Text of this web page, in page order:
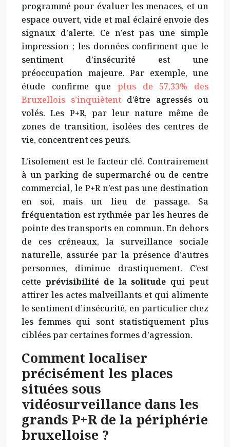
programmé pour évaluer les menaces, et un
espace ouvert, vide et mal éclairé envoie des
signaux d’alerte. Ce n’est pas une simple
impression ; les données confirment que le
sentiment d’insécurité est une
préoccupation majeure. Par exemple, une
étude confirme que plus de 57,33% des
Bruxellois s’inquiètent d’être agressés ou
volés. Les P+R, par leur nature même de
zones de transition, isolées des centres de
vie, concentrent ces peurs.
L’isolement est le facteur clé. Contrairement
à un parking de supermarché ou de centre
commercial, le P+R n’est pas une destination
en soi, mais un lieu de passage. Sa
fréquentation est rythmée par les heures de
pointe des transports en commun. En dehors
de ces créneaux, la surveillance sociale
naturelle, assurée par la présence d’autres
personnes, diminue drastiquement. C’est
cette prévisibilité de la solitude qui peut
attirer les actes malveillants et qui alimente
le sentiment d’insécurité, en particulier chez
les femmes qui sont statistiquement plus
ciblées par certaines formes d’agression.
Comment localiser
précisément les places
situées sous
vidéosurveillance dans les
grands P+R de la périphérie
bruxelloise ?